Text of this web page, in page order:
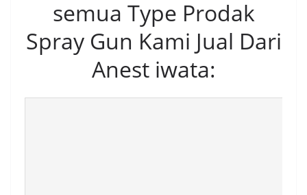
semua Type Prodak
Spray Gun Kami Jual Dari
Anest iwata: